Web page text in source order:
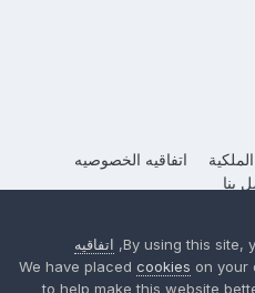
اتفاقيه الخصوصيه
بنا
Powered by
By using this
, اتفاقيه
cookies on your
to help make this website